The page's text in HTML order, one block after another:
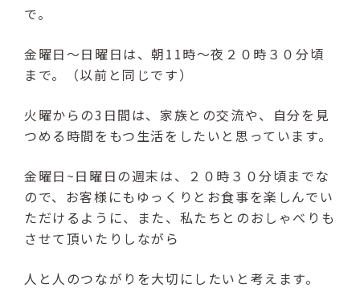
で。
金曜日～日曜日は、朝11時～夜２０時３０分頃
まで。（以前と同じです）
火曜からの3日間は、家族との交流や、自分を見
つめる時間をもつ生活をしたいと思っています。
金曜日~日曜日の週末は、２０時３０分頃までな
ので、お客様にもゆっくりとお食事を楽しんでい
ただけるように、また、私たちとのおしゃべりも
させて頂いたりしながら
人と人のつながりを大切にしたいと考えます。